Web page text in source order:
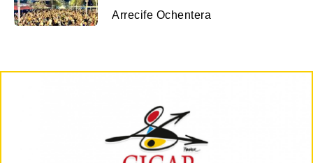
Arrecife Ochentera